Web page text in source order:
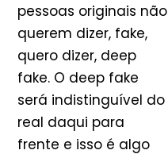
pessoas originais não
querem dizer, fake,
quero dizer, deep
fake. O deep fake
será indistinguível do
real daqui para
frente e isso é algo